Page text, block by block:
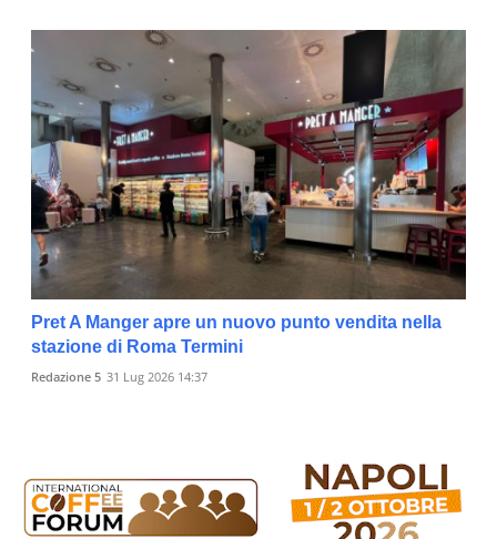
Pret A Manger apre un nuovo punto vendita nella
stazione di Roma Termini
Redazione 5 31 Lug 2026 14:37